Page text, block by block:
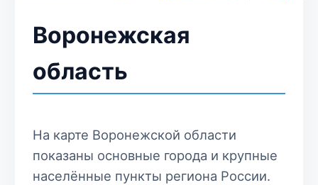
Воронежская
область
На карте Воронежской области
показаны основные города и крупные
населённые пункты региона России.